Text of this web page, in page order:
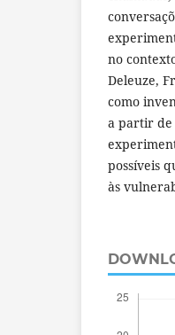
no
Deleuze,
como
a partir de
possíveis
às